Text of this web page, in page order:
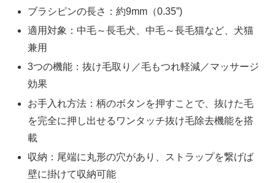
ブラシピンの長さ：約9mm（0.35”)
適用対象：中毛～長毛犬、中毛～長毛猫など、犬猫
兼用
3つの機能：抜け毛取り／毛もつれ軽減／マッサージ
効果
お手入れ方法：柄のボタンを押すことで、抜けた毛
を完全に押し出せるワンタッチ抜け毛除去機能を搭
載
収納：尾端に丸形の穴があり、ストラップを繋げば
壁に掛けて収納可能